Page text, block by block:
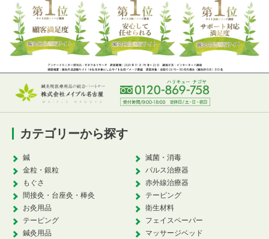
カテゴリーから探す
鍼
金粒・銀粒
もぐさ
間接灸・台座灸・棒灸
お灸用品
テーピング
鍼灸用品
滅菌・消毒
パルス治療器
赤外線治療器
テーピング
衛生材料
フェイスペーパー
マッサージベッド